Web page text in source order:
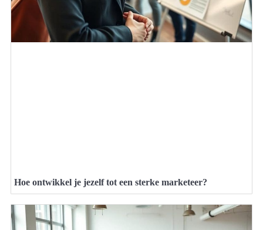
Hoe ontwikkel je jezelf tot een sterke marketeer?